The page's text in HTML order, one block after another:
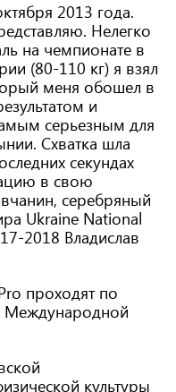
2013 года.
Нелегко
на чемпионате в
(80-110 кг) я взял
меня обошел в
и
серьезным для
Схватка шла
секундах
в свою
серебряный
Ukraine National
2018 Владислав
проходят по
Международной
культуры